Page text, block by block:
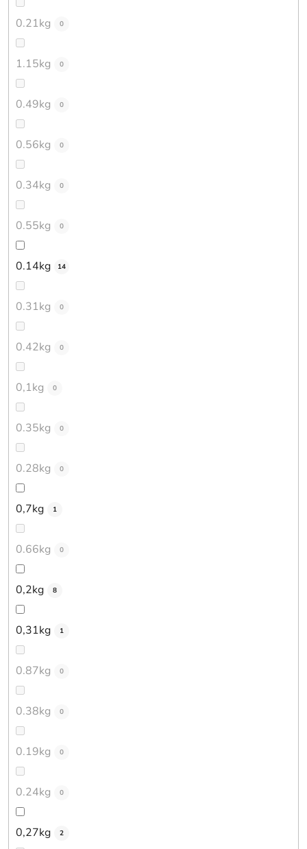
0.21kg 0
1.15kg 0
0.49kg 0
0.56kg 0
0.34kg 0
0.55kg 0
0.14kg 14
0.31kg 0
0.42kg 0
0,1kg 0
0.35kg 0
0.28kg 0
0,7kg 1
0.66kg 0
0,2kg 8
0,31kg 1
0.87kg 0
0.38kg 0
0.19kg 0
0.24kg 0
0,27kg 2